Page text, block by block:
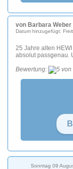
von Barbara Weber
Datum hinzugefügt:
25 Jahre alten
absolut passgenau.
Bewertung:
Sonntag 09